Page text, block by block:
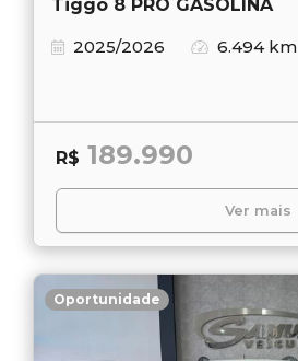
Tiggo 8 PRO GASOLINA
2025/2026
6.494 km
R$ 189.990
Ver mais
Oportunidade